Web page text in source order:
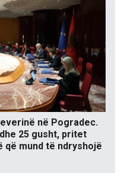
në Pogradec.
25 gusht, pritet
që mund të ndryshojë